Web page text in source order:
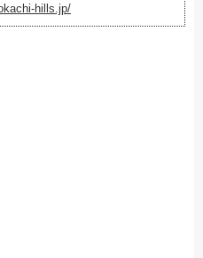
hills.jp/